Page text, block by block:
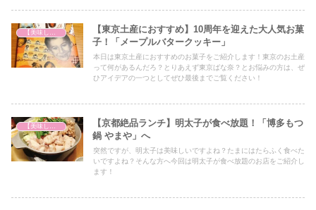
【美味しいは正義】
【東京土産におすすめ】10周年を迎えた大人気お菓
子！「メープルバタークッキー」
本日は東京土産におすすめのお菓子をご紹介します！東京のお土産
って何があるんだろ？とりあえず東京ばな奈？とお悩みの方は、ぜ
ひアイデアの一つとしてぜひ最後までご覧ください！
【京都絶品ランチ】明太子が食べ放題！「博多もつ
鍋 やまや」へ
突然ですが、明太子は美味しいですよね？たまにはたらふく食べた
いですよね？そんな方へ今回は明太子が食べ放題のお店をご紹介し
ます！